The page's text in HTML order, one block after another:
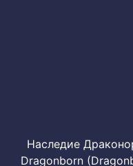
Наследие
Dragonborn